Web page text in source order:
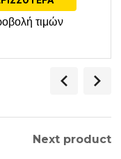
τιμών
Next product